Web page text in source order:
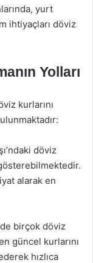
yurt
ihtiyaçları döviz
Yolları
kurlarını
döviz
alarak en
birçok döviz
güncel kurlarını
hızlıca